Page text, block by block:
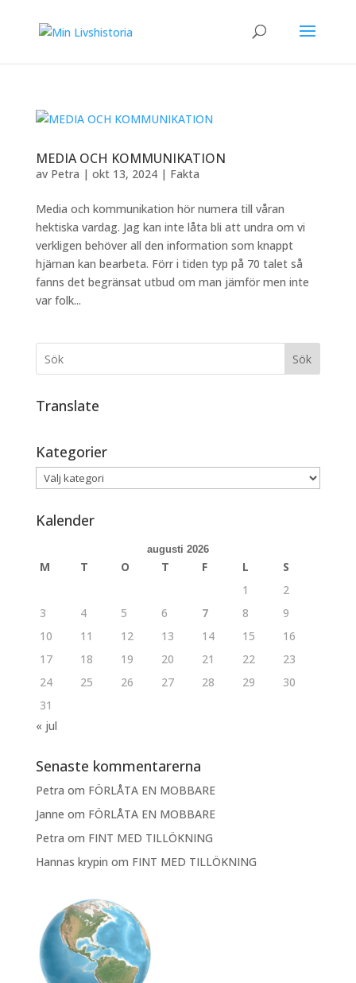
MEDIA OCH KOMMUNIKATION
av Petra | okt 13, 2024| Fakta
Media och kommunikation hör numera till våran
hektiska vardag. Jag kan inte låta bli att undra om vi
verkligen behöver all den information som knappt
hjärnan kan bearbeta. Förr i tiden typ på 70 talet så
fanns det begränsat utbud om man jämför men inte
var folk...
Sök
Translate
Kategorier
Kategorier
Kalender
augusti 2026
M T O T F L
S
1
2
3
4 5 6 7 8
9
10
11 12 13 14 15
16
17
18 19 20 21 22
23
24
25 26 27 28 29
30
31
« jul
Senaste kommentarerna
Petra om FÖRLÅTA EN MOBBARE
Janne om FÖRLÅTA EN MOBBARE
Petra om FINT MED TILLÖKNING
Hannas krypin om FINT MED TILLÖKNING